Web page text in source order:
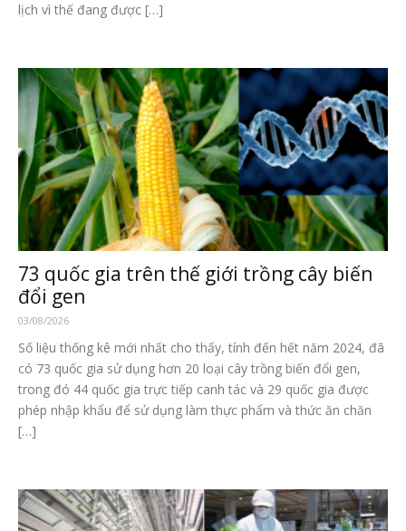
lịch vì thế đang được […]
73 quốc gia trên thế giới trồng cây biến
đổi gen
03/08/2026
Số liệu thống kê mới nhất cho thấy, tính đến hết năm 2024, đã
có 73 quốc gia sử dụng hơn 20 loại cây trồng biến đổi gen,
trong đó 44 quốc gia trực tiếp canh tác và 29 quốc gia được
phép nhập khẩu để sử dụng làm thực phẩm và thức ăn chăn
[…]